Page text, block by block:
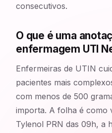
consecutivos.
O que é uma
enfermagem UTI
Enfermeiras de UTIN
pacientes mais
com menos de 500
importa. A folha é como
Tylenol PRN das 09h, a